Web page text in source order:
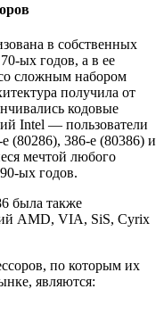
в собственных
ых годов, а в ее
сложным набором
получила от
кодовые
Intel — пользователи
(80286), 386-е (80386) и
мечтой любого
ых годов.
была также
AMD, VIA, SiS, Cyrix
по которым их
являются: